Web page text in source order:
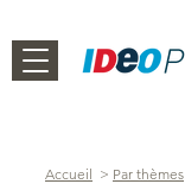
Accueil > Par thèmes